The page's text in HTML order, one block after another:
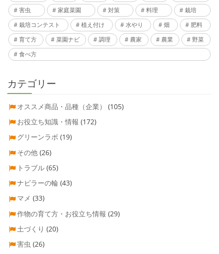
害虫
家庭菜園 対策 料理
栽培
栽培コンテスト
植え付け 水やり 畑
肥料
育て方
菜園ナビ 調理 農家 農業
野菜
食べ方
カテゴリー
オススメ商品・品種（企業）
(105)
お役立ち知識・情報 (172)
グリーンラボ (19)
その他 (26)
トラブル (65)
ナビラーの輪 (43)
マメ (33)
作物の育て方・お役立ち情報 (29)
土づくり (20)
害虫 (26)